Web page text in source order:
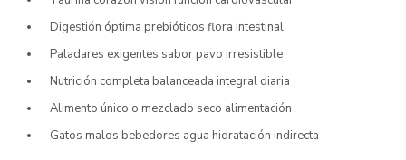
Digestión óptima prebióticos flora intestinal
Paladares exigentes sabor pavo irresistible
Nutrición completa balanceada integral diaria
Alimento único o mezclado seco alimentación
Gatos malos bebedores agua hidratación indirecta